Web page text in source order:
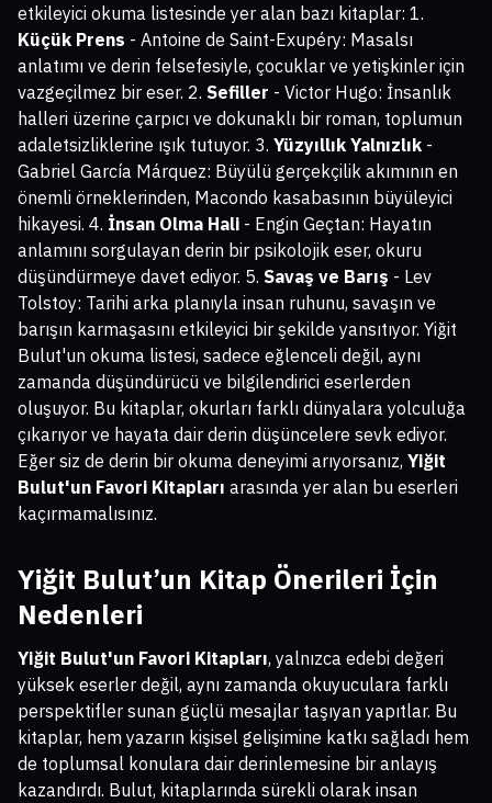
etkileyici okuma listesinde yer alan bazı kitaplar: 1.
Küçük Prens - Antoine de Saint-Exupéry: Masalsı
anlatımı ve derin felsefesiyle, çocuklar ve yetişkinler için
vazgeçilmez bir eser. 2. Sefiller - Victor Hugo: İnsanlık
halleri üzerine çarpıcı ve dokunaklı bir roman, toplumun
adaletsizliklerine ışık tutuyor. 3. Yüzyıllık Yalnızlık -
Gabriel García Márquez: Büyülü gerçekçilik akımının en
önemli örneklerinden, Macondo kasabasının büyüleyici
hikayesi. 4. İnsan Olma Hali - Engin Geçtan: Hayatın
anlamını sorgulayan derin bir psikolojik eser, okuru
düşündürmeye davet ediyor. 5. Savaş ve Barış - Lev
Tolstoy: Tarihi arka planıyla insan ruhunu, savaşın ve
barışın karmaşasını etkileyici bir şekilde yansıtıyor. Yiğit
Bulut'un okuma listesi, sadece eğlenceli değil, aynı
zamanda düşündürücü ve bilgilendirici eserlerden
oluşuyor. Bu kitaplar, okurları farklı dünyalara yolculuğa
çıkarıyor ve hayata dair derin düşüncelere sevk ediyor.
Eğer siz de derin bir okuma deneyimi arıyorsanız, Yiğit
Bulut'un Favori Kitapları arasında yer alan bu eserleri
kaçırmamalısınız.
Yiğit Bulut’un Kitap Önerileri İçin
Nedenleri
Yiğit Bulut'un Favori Kitapları, yalnızca edebi değeri
yüksek eserler değil, aynı zamanda okuyuculara farklı
perspektifler sunan güçlü mesajlar taşıyan yapıtlar. Bu
kitaplar, hem yazarın kişisel gelişimine katkı sağladı hem
de toplumsal konulara dair derinlemesine bir anlayış
kazandırdı. Bulut, kitaplarında sürekli olarak insan